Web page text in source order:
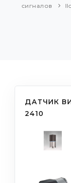
сигналов
ДАТЧИК
2410